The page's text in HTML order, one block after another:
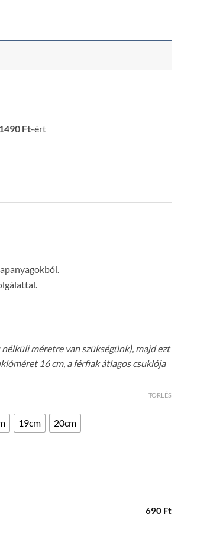
1490 Ft-ért
nélküli méretre van szükségünk), majd ezt
16 cm, a férfiak átlagos csuklója
19cm 20cm
TÖRLÉS
690 Ft